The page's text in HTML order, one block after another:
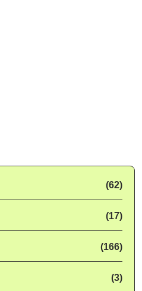
(62)
(17)
(166)
(3)